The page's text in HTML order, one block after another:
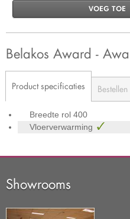
VOEG TOE
Belakos Award -
Product specificaties Bestellen
Breedte rol 400
Vloerverwarming
Showrooms